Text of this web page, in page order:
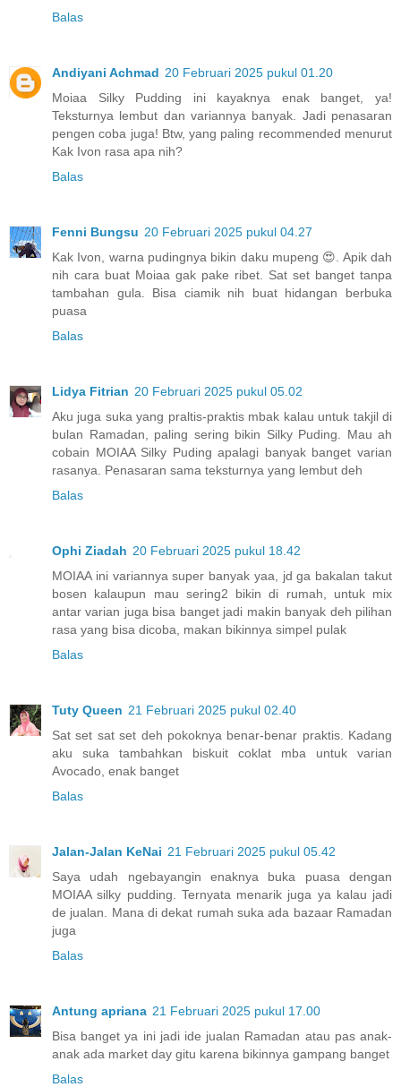
Balas
Andiyani Achmad 20 Februari 2025 pukul 01.20
Moiaa Silky Pudding ini kayaknya enak banget, ya!
Teksturnya lembut dan variannya banyak. Jadi penasaran
pengen coba juga! Btw, yang paling recommended menurut
Kak Ivon rasa apa nih?
Balas
Fenni Bungsu 20 Februari 2025 pukul 04.27
Kak Ivon, warna pudingnya bikin daku mupeng 😍. Apik dah
nih cara buat Moiaa gak pake ribet. Sat set banget tanpa
tambahan gula. Bisa ciamik nih buat hidangan berbuka
puasa
Balas
Lidya Fitrian 20 Februari 2025 pukul 05.02
Aku juga suka yang praltis-praktis mbak kalau untuk takjil di
bulan Ramadan, paling sering bikin Silky Puding. Mau ah
cobain MOIAA Silky Puding apalagi banyak banget varian
rasanya. Penasaran sama teksturnya yang lembut deh
Balas
Ophi Ziadah 20 Februari 2025 pukul 18.42
MOIAA ini variannya super banyak yaa, jd ga bakalan takut
bosen kalaupun mau sering2 bikin di rumah, untuk mix
antar varian juga bisa banget jadi makin banyak deh pilihan
rasa yang bisa dicoba, makan bikinnya simpel pulak
Balas
Tuty Queen 21 Februari 2025 pukul 02.40
Sat set sat set deh pokoknya benar-benar praktis. Kadang
aku suka tambahkan biskuit coklat mba untuk varian
Avocado, enak banget
Balas
Jalan-Jalan KeNai 21 Februari 2025 pukul 05.42
Saya udah ngebayangin enaknya buka puasa dengan
MOIAA silky pudding. Ternyata menarik juga ya kalau jadi
de jualan. Mana di dekat rumah suka ada bazaar Ramadan
juga
Balas
Antung apriana 21 Februari 2025 pukul 17.00
Bisa banget ya ini jadi ide jualan Ramadan atau pas anak-
anak ada market day gitu karena bikinnya gampang banget
Balas